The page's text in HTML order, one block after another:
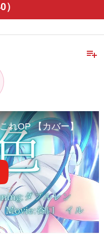
playlist_add
れOP 【カバー】